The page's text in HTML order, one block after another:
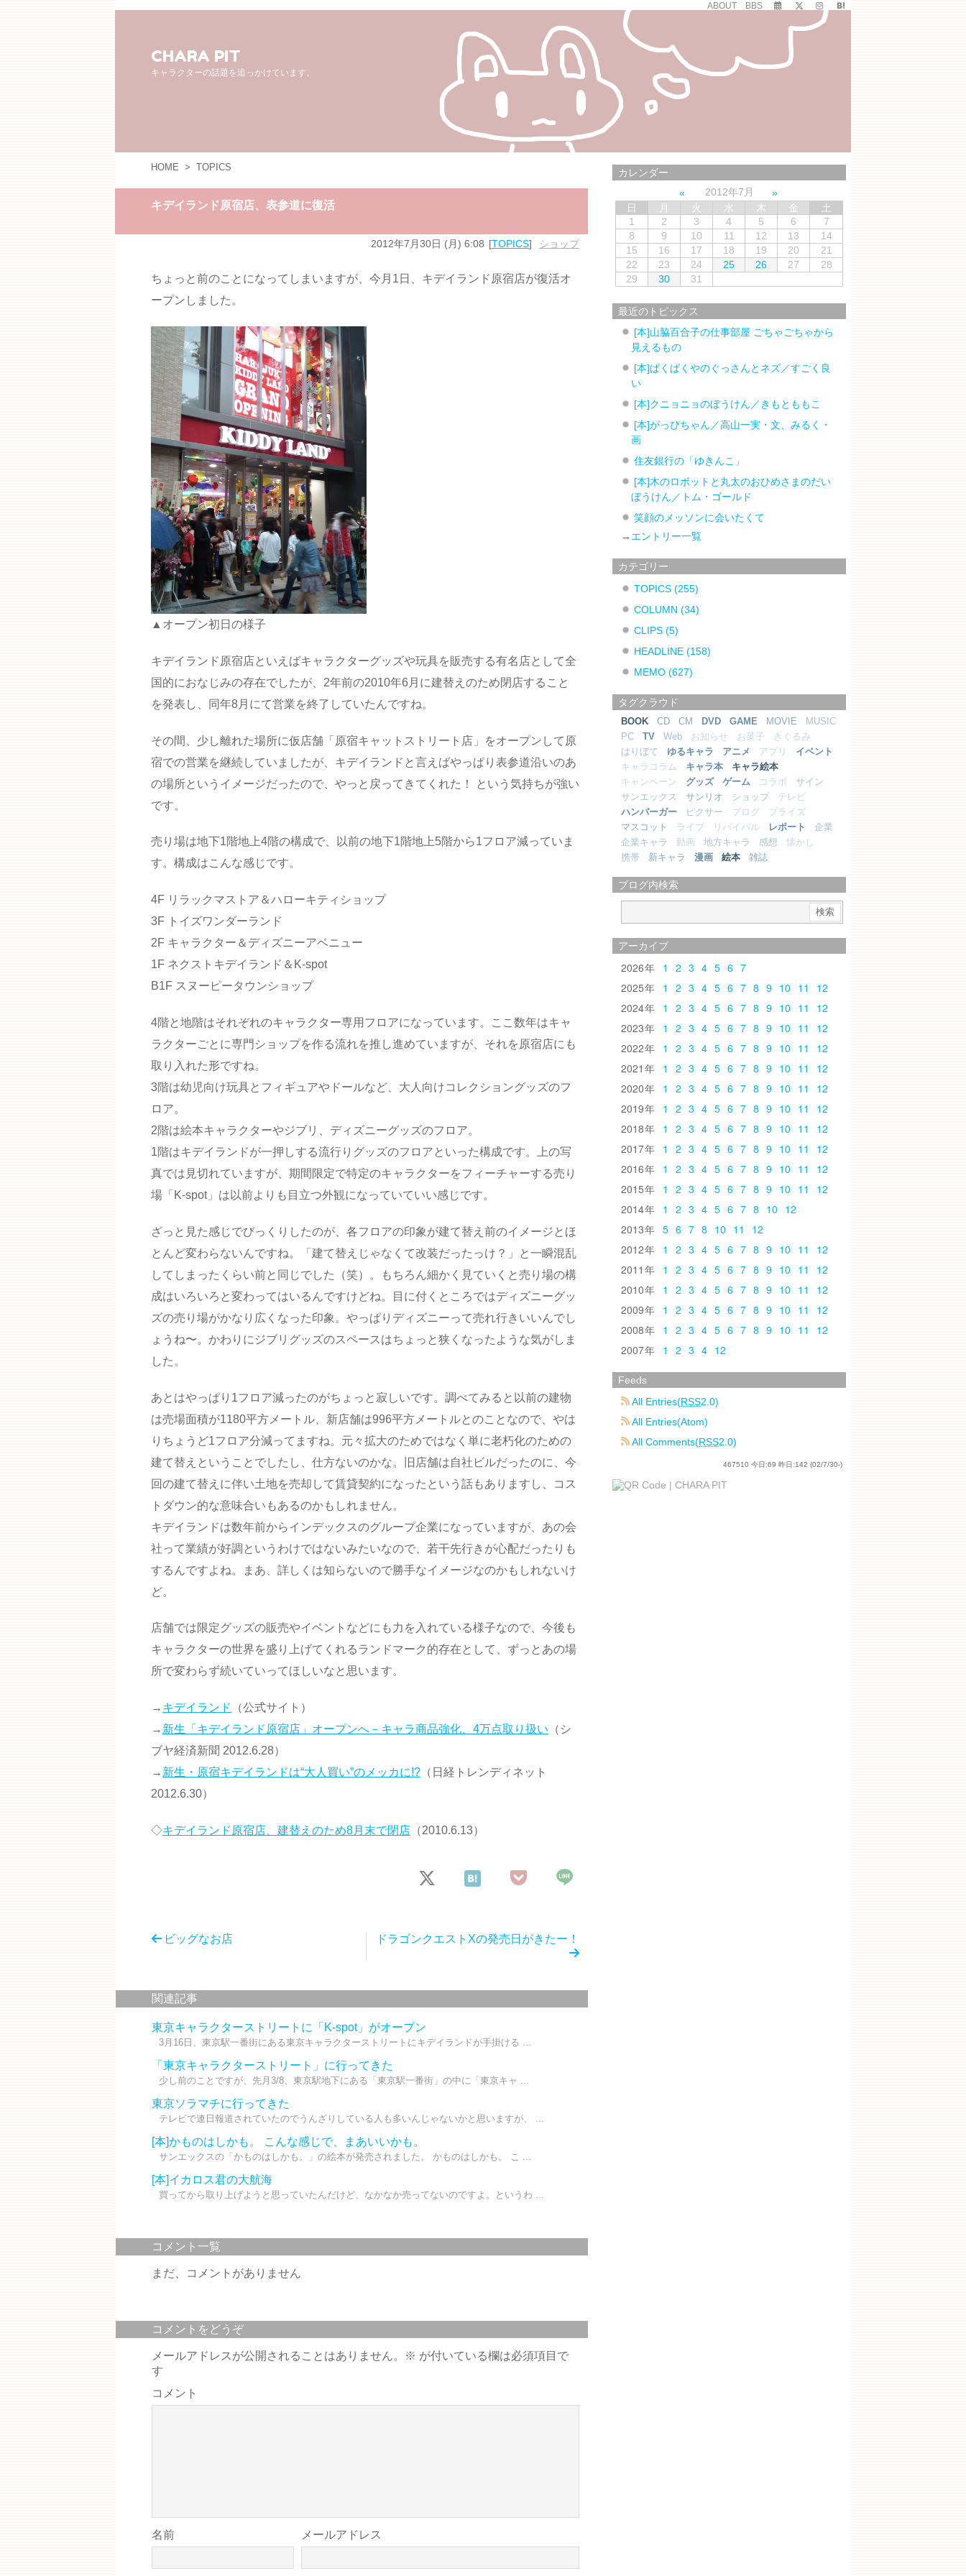
ABOUT BBS
CHARA PIT
キャラクターの話題を追っかけています。
HOME > TOPICS
キデイランド原宿店、表参道に復活
2012年7月30日 (月) 6:08 TOPICS ショップ
ちょっと前のことになってしまいますが、今月1日、キデイランド原宿店が復活オ
ープンしました。
▲オープン初日の様子
キデイランド原宿店といえばキャラクターグッズや玩具を販売する有名店として全
国的におなじみの存在でしたが、2年前の2010年6月に建替えのため閉店すること
を発表し、同年8月にて営業を終了していたんですね。
その間、少し離れた場所に仮店舗「原宿キャットストリート店」をオープンして原
宿での営業を継続していましたが、キデイランドと言えばやっぱり表参道沿いのあ
の場所というイメージだったので、やっと戻ってきてくれた！ という気持ちが強い
です。
売り場は地下1階地上4階の構成で、以前の地下1階地上5階から1フロア減っていま
す。構成はこんな感じです。
4F リラックマストア＆ハローキティショップ
3F トイズワンダーランド
2F キャラクター＆ディズニーアベニュー
1F ネクストキデイランド＆K-spot
B1F スヌーピータウンショップ
4階と地階はそれぞれのキャラクター専用フロアになっています。ここ数年はキャ
ラクターごとに専門ショップを作る流れを推し進めていますが、それを原宿店にも
取り入れた形ですね。
3階は幼児向け玩具とフィギュアやドールなど、大人向けコレクショングッズのフ
ロア。
2階は絵本キャラクターやジブリ、ディズニーグッズのフロア。
1階はキデイランドが一押しする流行りグッズのフロアといった構成です。上の写
真では見切れていますが、期間限定で特定のキャラクターをフィーチャーする売り
場「K-spot」は以前よりも目立つ外観になっていていい感じです。
ざっと見た感じでびっくりしたのが、各フロアの印象が建て替え前のイメージとほ
とんど変わらないんですね。「建て替えじゃなくて改装だったっけ？」と一瞬混乱
してしまったくらい前と同じでした（笑）。もちろん細かく見ていくと売り場の構
成はいろいろと変わってはいるんですけどね。目に付くところではディズニーグッ
ズの売り場がかなり広くなった印象。やっぱりディズニーって売れ行きいいんでし
ょうね〜。かわりにジブリグッズのスペースはちょっと狭くなったような気がしま
した。
あとはやっぱり1フロア減ったのがちょっと寂しいです。調べてみると以前の建物
は売場面積が1180平方メートル、新店舗は996平方メートルとのことなので、やは
りちょうど1フロア分減ってますね。元々拡大のためではなく単に老朽化のための
建て替えということでしたし、仕方ないのかな。旧店舗は自社ビルだったのに、今
回の建て替えに伴い土地を売却して賃貸契約になったという話もありますし、コス
トダウン的な意味合いもあるのかもしれません。
キデイランドは数年前からインデックスのグループ企業になっていますが、あの会
社って業績が好調というわけではないみたいなので、若干先行きが心配だったりも
するんですよね。まあ、詳しくは知らないので勝手なイメージなのかもしれないけ
ど。
店舗では限定グッズの販売やイベントなどにも力を入れている様子なので、今後も
キャラクターの世界を盛り上げてくれるランドマーク的存在として、ずっとあの場
所で変わらず続いていってほしいなと思います。
→ キデイランド
（公式サイト）
→ 新生「キデイランド原宿店」オープンへ－キャラ商品強化、4万点取り扱い （シ
ブヤ経済新聞 2012.6.28）
→ 新生・原宿キデイランドは“大人買い”のメッカに!? （日経トレンディネット
2012.6.30）
◇キデイランド原宿店、建替えのため8月末で閉店 （2010.6.13）
ドラゴンクエストXの発売日がきたー！
ビッグなお店
関連記事
東京キャラクターストリートに「K-spot」がオープン
3月16日、東京駅一番街にある東京キャラクターストリートにキデイランドが手掛ける ...
「東京キャラクターストリート」に行ってきた
少し前のことですが、先月3/8、東京駅地下にある「東京駅一番街」の中に「東京キャ ...
東京ソラマチに行ってきた
テレビで連日報道されていたのでうんざりしている人も多いんじゃないかと思いますが、 ...
[本]かものはしかも。 こんな感じで、まあいいかも。
サンエックスの「かものはしかも。」の絵本が発売されました。 かものはしかも。 こ ...
[本]イカロス君の大航海
買ってから取り上げようと思っていたんだけど、なかなか売ってないのですよ。というわ ...
コメント一覧
まだ、コメントがありません
コメントをどうぞ
メールアドレスが公開されることはありません。 ※ が付いている欄は必須項目で
す
コメント
名前 メールアドレス
カレンダー
2012年7月
日
月 火 水 木 金
土
1
2 3 4 5 6
7
8
9 10 11 12 13
14
15
16 17 18 19 20
21
22
23 24 25 26 27
28
29
30 31
最近のトピックス
[本]山脇百合子の仕事部屋 ごちゃごちゃから
見えるもの
[本]ぱくぱくやのぐっさんとネズ／すごく良
い
[本]クニョニョのぼうけん／きもとももこ
[本]がっぴちゃん／高山一実・文、みるく・
画
住友銀行の「ゆきんこ」
[本]木のロボットと丸太のおひめさまのだい
ぼうけん／トム・ゴールド
笑顔のメッソンに会いたくて
→ エントリー一覧
カテゴリー
TOPICS(255)
COLUMN(34)
CLIPS(5)
HEADLINE(158)
MEMO(627)
タグクラウド
BOOK CD CM DVD GAME MOVIE
MUSIC
PC
TV Web お知らせ お菓子
きぐるみ
はりぼて
ゆるキャラ アニメ アプリ
イベント
キャラコラム
キャラ本
キャラ絵本
キャンペーン
グッズ ゲーム コラボ
サイン
サンエックス
サンリオ ショップ
テレビ
ハンバーガー
ピクサー ブログ
プライズ
マスコット
ライブ リバイバル レポート
企業
企業キャラ
動画 地方キャラ 感想
懐かし
携帯
新キャラ 漫画 絵本 雑誌
ブログ内検索
アーカイブ
2026 1 2 3 4 5 6 7
2025
1 2 3 4 5 6 7 8 9 10 11
12
2024
1 2 3 4 5 6 7 8 9 10 11
12
2023
1 2 3 4 5 6 7 8 9 10 11
12
2022
1 2 3 4 5 6 7 8 9 10 11
12
2021
1 2 3 4 5 6 7 8 9 10 11
12
2020
1 2 3 4 5 6 7 8 9 10 11
12
2019
1 2 3 4 5 6 7 8 9 10 11
12
2018
1 2 3 4 5 6 7 8 9 10 11
12
2017
1 2 3 4 5 6 7 8 9 10 11
12
2016
1 2 3 4 5 6 7 8 9 10 11
12
2015
1 2 3 4 5 6 7 8 9 10 11
12
2014
1 2 3 4 5 6 7 8 10 12
2013
5 6 7 8 10 11
12
2012
1 2 3 4 5 6 7 8 9 10 11
12
2011
1 2 3 4 5 6 7 8 9 10 11
12
2010
1 2 3 4 5 6 7 8 9 10 11
12
2009
1 2 3 4 5 6 7 8 9 10 11
12
2008
1 2 3 4 5 6 7 8 9 10 11
12
2007
1 2 3 4 12
Feeds
All Entries(RSS2.0)
All Entries(Atom)
All Comments(RSS2.0)
467510 今日:69 昨日:142 (02/7/30-)